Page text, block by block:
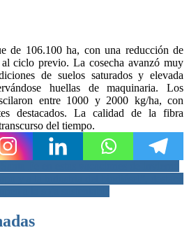
de 106.100 ha, con una reducción de
ciclo previo. La cosecha avanzó muy
de suelos saturados y elevada
huellas de maquinaria. Los
entre 1000 y 2000 kg/ha, con
destacados. La calidad de la fibra
del tiempo.